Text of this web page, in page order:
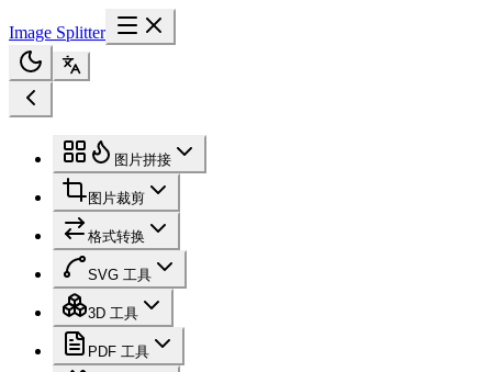
Image Splitter
图片拼接
图片裁剪
格式转换
SVG 工具
3D 工具
PDF 工具